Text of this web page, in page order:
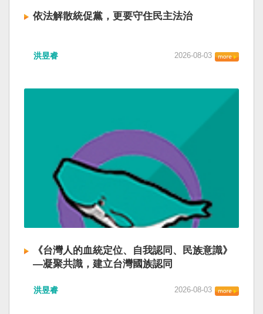
依法解散統促黨，更要守住民主法治
洪昱睿 2026-08-03
《台灣人的血統定位、自我認同、民族意識》
—凝聚共識，建立台灣國族認同
洪昱睿 2026-08-03